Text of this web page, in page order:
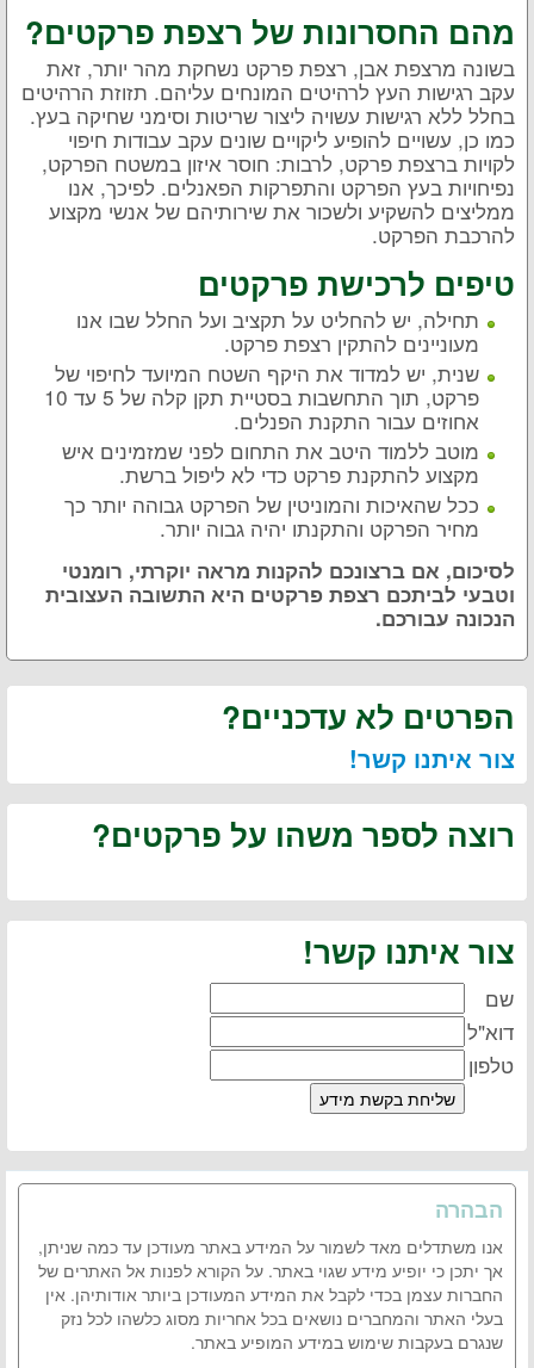
מהם החסרונות של רצפת פרקטים?
בשונה מרצפת אבן, רצפת פרקט נשחקת מהר יותר, זאת
עקב רגישות העץ לרהיטים המונחים עליהם. תזוזת הרהיטים
בחלל ללא רגישות עשויה ליצור שריטות וסימני שחיקה בעץ.
כמו כן, עשויים להופיע ליקויים שונים עקב עבודות חיפוי
לקויות ברצפת פרקט, לרבות: חוסר איזון במשטח הפרקט,
נפיחויות בעץ הפרקט והתפרקות הפאנלים. לפיכך, אנו
ממליצים להשקיע ולשכור את שירותיהם של אנשי מקצוע
להרכבת הפרקט.
טיפים לרכישת פרקטים
תחילה, יש להחליט על תקציב ועל החלל שבו אנו
מעוניינים להתקין רצפת פרקט.
שנית, יש למדוד את היקף השטח המיועד לחיפוי של
פרקט, תוך התחשבות בסטיית תקן קלה של 5 עד 10
אחוזים עבור התקנת הפנלים.
מוטב ללמוד היטב את התחום לפני שמזמינים איש
מקצוע להתקנת פרקט כדי לא ליפול ברשת.
ככל שהאיכות והמוניטין של הפרקט גבוהה יותר כך
מחיר הפרקט והתקנתו יהיה גבוה יותר.
לסיכום, אם ברצונכם להקנות מראה יוקרתי, רומנטי
וטבעי לביתכם רצפת פרקטים היא התשובה העצובית
הנכונה עבורכם.
הפרטים לא עדכניים?
צור איתנו קשר!
רוצה לספר משהו על פרקטים?
צור איתנו קשר!
שם
דוא"ל
טלפון
הבהרה
אנו משתדלים מאד לשמור על המידע באתר מעודכן עד כמה שניתן,
אך יתכן כי יופיע מידע שגוי באתר. על הקורא לפנות אל האתרים של
החברות עצמן בכדי לקבל את המידע המעודכן ביותר אודותיהן. אין
בעלי האתר והמחברים נושאים בכל אחריות מסוג כלשהו לכל נזק
שנגרם בעקבות שימוש במידע המופיע באתר.